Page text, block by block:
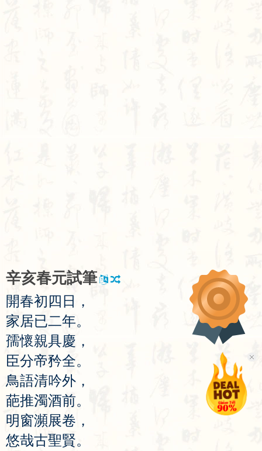
辛亥春元試筆
開春初 四 日 ，
家居已二年。
孺懷親具慶 ，
臣分帝矜全。
鳥語清吟外 ，
葩推濁酒前。
明 窗瀕展卷 ，
悠哉古聖賢。